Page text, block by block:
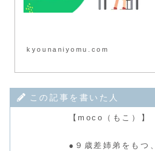
kyounaniyomu.com
この記事を書いた人
【moco（もこ）】
●９歳差姉弟をもつ